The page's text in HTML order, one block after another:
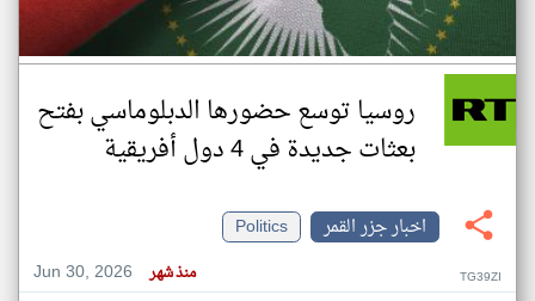
روسيا توسع حضورها الدبلوماسي بفتح
بعثات جديدة في 4 دول أفريقية
اخبار جزر القمر
Politics
Jun 30, 2026
منذ شهر TG39ZI